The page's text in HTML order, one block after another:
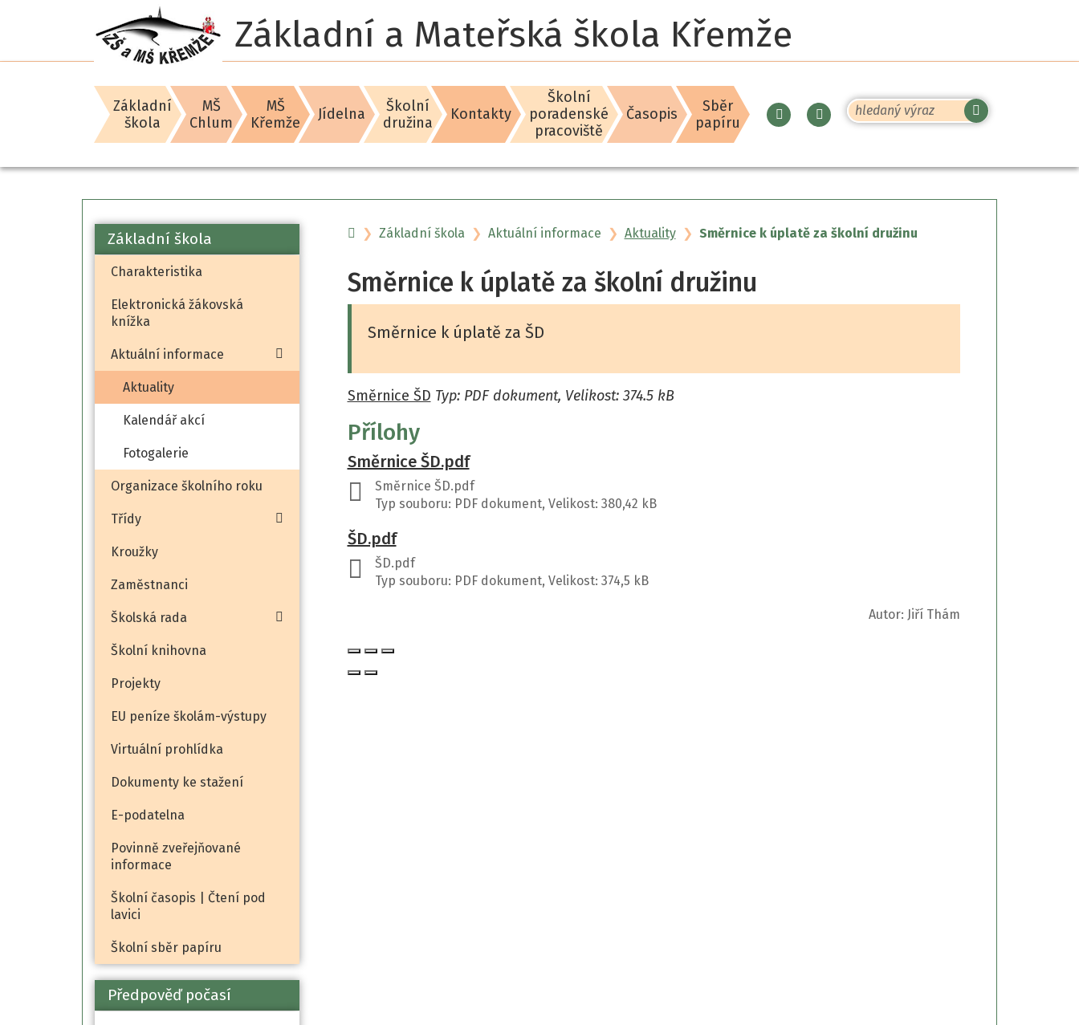
Základní a Mateřská škola Křemže
Základní
škola
MŠ
Chlum
MŠ
Křemže
Jídelna
Školní
družina
Kontakty
Školní
poradenské
pracoviště
Časopis
Sběr
papíru
Mapa webuVytisknout
Hledaný výraz
Úvodní stránka
Základní škola Aktuální informace Aktuality Směrnice k úplatě za školní družinu
Směrnice k úplatě za školní družinu
Směrnice k úplatě za ŠD
Směrnice ŠD Typ: PDF dokument, Velikost: 374.5 kB
Přílohy
Směrnice ŠD.pdf
Směrnice ŠD.pdf
Typ souboru: PDF dokument, Velikost: 380,42 kB
ŠD.pdf
ŠD.pdf
Typ souboru: PDF dokument, Velikost: 374,5 kB
Autor: Jiří Thám
Základní škola
Charakteristika
Elektronická žákovská
knížka
Aktuální informace
Aktuality
Kalendář akcí
Fotogalerie
Organizace školního roku
Třídy
Kroužky
Zaměstnanci
Školská rada
Školní knihovna
Projekty
EU peníze školám-výstupy
Virtuální prohlídka
Dokumenty ke stažení
E-podatelna
Povinně zveřejňované
informace
Školní časopis | Čtení pod
lavici
Školní sběr papíru
Předpověď počasí